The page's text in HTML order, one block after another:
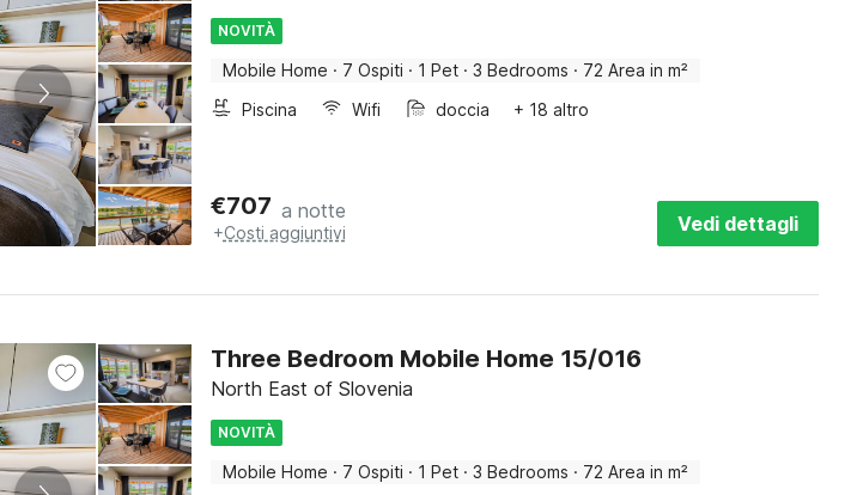
NOVITÀ
Mobile Home · 7 Ospiti · 1 Pet · 3 Bedrooms · 72 Area in m²
Piscina
Wifi doccia + 18 altro
€707 a notte
+Costi aggiuntivi Vedi dettagli
Three Bedroom Mobile Home 15/016
North East of Slovenia
NOVITÀ
Mobile Home · 7 Ospiti · 1 Pet · 3 Bedrooms · 72 Area in m²